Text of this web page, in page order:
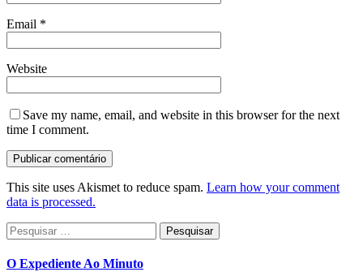
Email *
Website
Save my name, email, and website in this browser for the next
time I comment.
This site uses Akismet to reduce spam. Learn how your comment
data is processed.
Pesquisar
por:
O Expediente Ao Minuto